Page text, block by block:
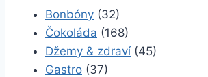
Bonbóny (32)
Čokoláda (168)
Džemy & zdraví (45)
Gastro (37)